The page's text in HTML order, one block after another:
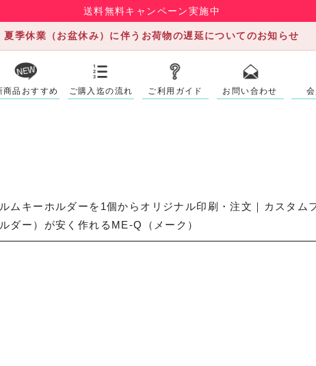
送料無料キャンペーン実施中
夏季休業（お盆休み）に伴うお荷物の遅延についてのお知らせ
商品おすすめ ご購入迄の流れ ご利用ガイド お問い合わせ
ムキーホルダーを1個からオリジナル印刷・注文｜カスタム
ダー）が安く作れるME-Q（メーク）